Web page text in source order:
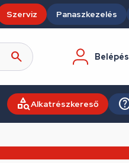
Szerviz Panaszkezelés
Belépés
Alkatrészkereső